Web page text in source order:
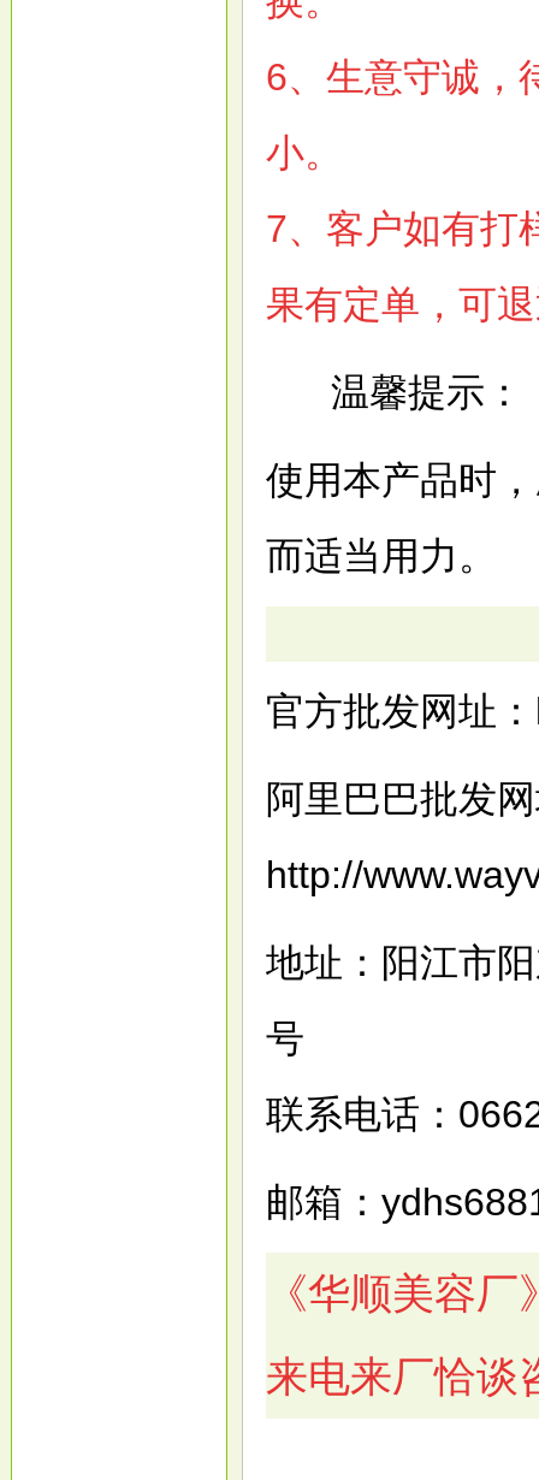
6、生意守诚，
小。
7、客户如有打
果有定单，可
温馨提示：
使用本产品时
而适当用力。
官方批发网址：
阿里巴巴批发
http://
地址：阳江市
号
联系电话：
邮箱：
《华顺美容
来电来厂恰谈